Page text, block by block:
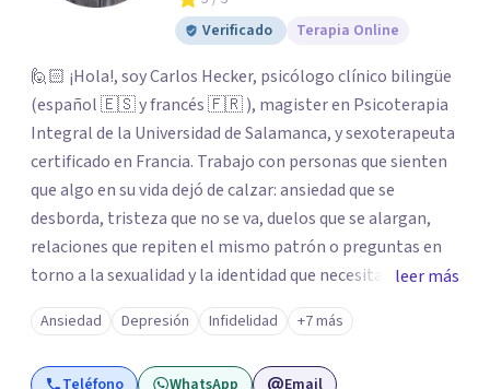
Verificado
Terapia Online
🙋🏻 ¡Hola!, soy Carlos Hecker, psicólogo clínico bilingüe
(español 🇪🇸 y francés 🇫🇷 ), magister en Psicoterapia
Integral de la Universidad de Salamanca, y sexoterapeuta
certificado en Francia. Trabajo con personas que sienten
que algo en su vida dejó de calzar: ansiedad que se
desborda, tristeza que no se va, duelos que se alargan,
relaciones que repiten el mismo patrón o preguntas en
torno a la sexualidad y la identidad que necesitan un
espacio seguro para ser habladas. Mi orientación teórica
integra una mirada Humanista-Relacional con Terapia
Breve, donde el modo en que te vinculas ocupa un lugar
leer más
Ansiedad Depresión Infidelidad +7 más
Teléfono WhatsApp Email